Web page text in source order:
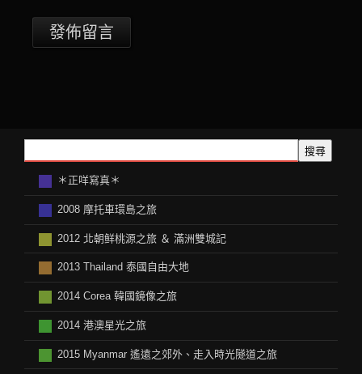
搜尋
＊正咩寫真＊
2008 摩托車環島之旅
2012 北朝鲜桃源之旅 ＆ 滿洲雙城記
2013 Thailand 泰國自由大地
2014 Corea 韓國鏡像之旅
2014 港澳星光之旅
2015 Myanmar 遙遠之郊外、走入時光隧道之旅